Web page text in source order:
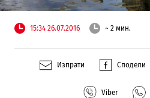
15:34 26.07.2016 ~ 2 мин.
Изпрати Сподели
Viber